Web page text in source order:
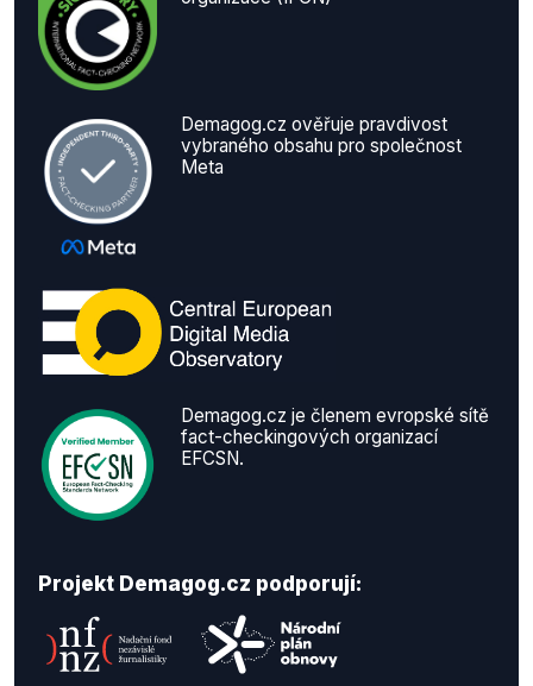
Demagog.cz ověřuje pravdivost
vybraného obsahu pro společnost
Meta
Demagog.cz je členem evropské sítě
fact-checkingových organizací
EFCSN.
Projekt Demagog.cz podporují: